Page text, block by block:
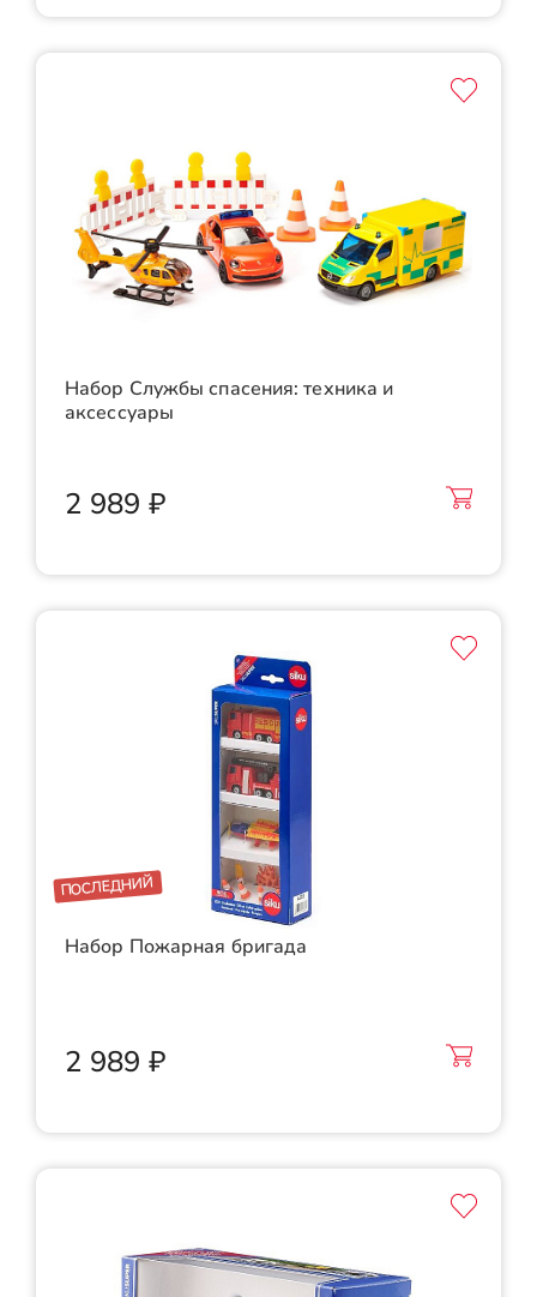
Набор Службы спасения: техника и
аксессуары
2 989 ₽
ПОСЛЕДНИЙ
Набор Пожарная бригада
2 989 ₽